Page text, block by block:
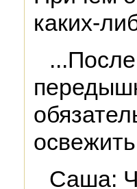
каких-
Саша: